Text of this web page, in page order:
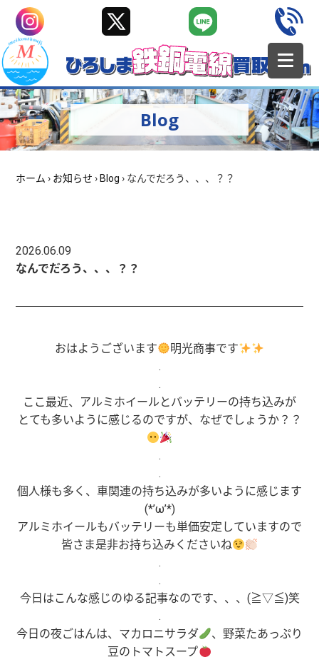
Blog
ホーム › お知らせ › Blog › なんでだろう、、、？？
2026.06.09
なんでだろう、、、？？
おはようございます
明光商事です
.
.
ここ最近、アルミホイールとバッテリーの持ち込みが
とても多いように感じるのですが、なぜでしょうか？？
.
.
個人様も多く、車関連の持ち込みが多いように感じます
(*’ω’*)
アルミホイールもバッテリーも単価安定していますので
皆さま是非お持ち込みくださいね
.
.
今日はこんな感じのゆる記事なのです、、、(≧▽≦)笑
.
今日の夜ごはんは、マカロニサラダ
、野菜たあっぷり
豆のトマトスープ